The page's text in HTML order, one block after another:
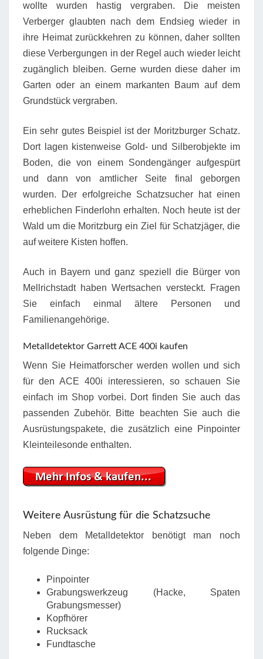
wollte wurden hastig vergraben. Die meisten
Verberger glaubten nach dem Endsieg wieder in
ihre Heimat zurückkehren zu können, daher sollten
diese Verbergungen in der Regel auch wieder leicht
zugänglich bleiben. Gerne wurden diese daher im
Garten oder an einem markanten Baum auf dem
Grundstück vergraben.
Ein sehr gutes Beispiel ist der Moritzburger Schatz.
Dort lagen kistenweise Gold- und Silberobjekte im
Boden, die von einem Sondengänger aufgespürt
und dann von amtlicher Seite final geborgen
wurden. Der erfolgreiche Schatzsucher hat einen
erheblichen Finderlohn erhalten. Noch heute ist der
Wald um die Moritzburg ein Ziel für Schatzjäger, die
auf weitere Kisten hoffen.
Auch in Bayern und ganz speziell die Bürger von
Mellrichstadt haben Wertsachen versteckt. Fragen
Sie einfach einmal ältere Personen und
Familienangehörige.
Metalldetektor Garrett ACE 400i kaufen
Wenn Sie Heimatforscher werden wollen und sich
für den ACE 400i interessieren, so schauen Sie
einfach im Shop vorbei. Dort finden Sie auch das
passenden Zubehör. Bitte beachten Sie auch die
Ausrüstungspakete, die zusätzlich eine Pinpointer
Kleinteilesonde enthalten.
Weitere Ausrüstung für die Schatzsuche
Neben dem Metalldetektor benötigt man noch
folgende Dinge:
Pinpointer
Grabungswerkzeug (Hacke, Spaten
Grabungsmesser)
Kopfhörer
Rucksack
Fundtasche